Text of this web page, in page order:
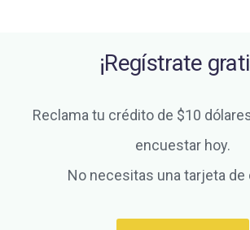
¡Regístrate
Reclama tu crédito de $10
encuestar hoy.
No necesitas una tarjeta de